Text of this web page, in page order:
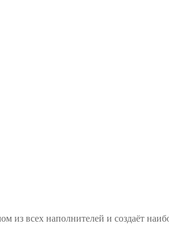
из всех наполнителей и создаёт